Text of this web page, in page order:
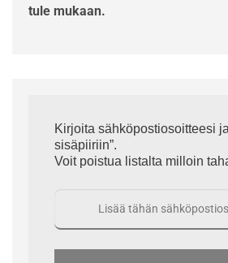
tule mukaan.
Kirjoita sähköpostiosoitteesi
sisäpiiriin”.
Voit poistua listalta milloin